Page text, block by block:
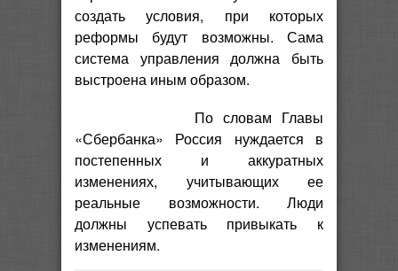
создать условия, при которых
реформы будут возможны. Сама
система управления должна быть
выстроена иным образом.
По словам Главы
«Сбербанка» Россия нуждается в
постепенных и аккуратных
изменениях, учитывающих ее
реальные возможности. Люди
должны успевать привыкать к
изменениям.